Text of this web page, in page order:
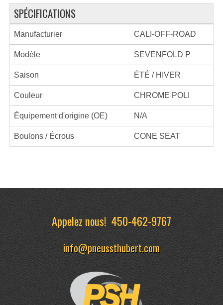
SPÉCIFICATIONS
Manufacturier CALI-OFF-ROAD
Modèle SEVENFOLD P
Saison ÉTÉ / HIVER
Couleur CHROME POLI
Équipement d'origine (OE) N/A
Boulons / Écrous CONE SEAT
Appelez nous!450-462-9767
info@pneussthubert.com